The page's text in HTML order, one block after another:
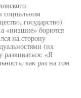
социальном
государство)
«низшие» борются
на сторону
(их
«Я
как раз на том